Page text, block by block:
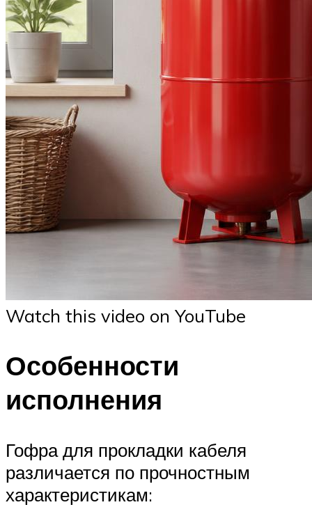
Watch this video on YouTube
Особенности
исполнения
Гофра для прокладки кабеля
различается по прочностным
характеристикам: